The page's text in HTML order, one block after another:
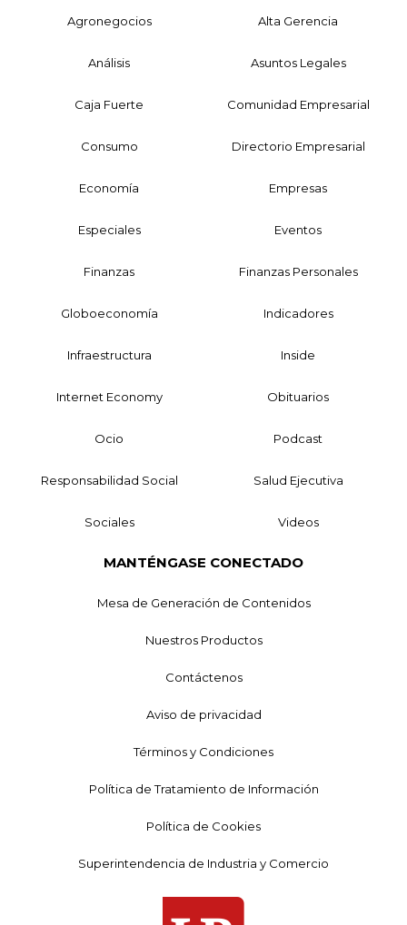
Agronegocios Alta Gerencia
Análisis Asuntos Legales
Caja Fuerte Comunidad Empresarial
Consumo Directorio Empresarial
Economía Empresas
Especiales Eventos
Finanzas Finanzas Personales
Globoeconomía Indicadores
Infraestructura Inside
Internet Economy Obituarios
Ocio Podcast
Responsabilidad Social Salud Ejecutiva
Sociales Videos
MANTÉNGASE CONECTADO
Mesa de Generación de Contenidos
Nuestros Productos
Contáctenos
Aviso de privacidad
Términos y Condiciones
Política de Tratamiento de Información
Política de Cookies
Superintendencia de Industria y Comercio